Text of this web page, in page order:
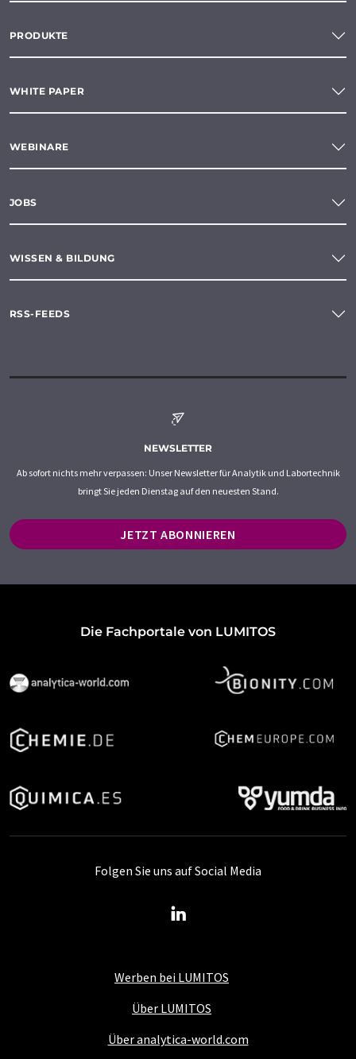
PRODUKTE
WHITE PAPER
WEBINARE
JOBS
WISSEN & BILDUNG
RSS-FEEDS
NEWSLETTER
Ab sofort nichts mehr verpassen: Unser Newsletter für Analytik und Labortechnik
bringt Sie jeden Dienstag auf den neuesten Stand.
JETZT ABONNIEREN
Die Fachportale von LUMITOS
Werben bei LUMITOS
Über LUMITOS
Über analytica-world.com
Folgen Sie uns auf Social Media